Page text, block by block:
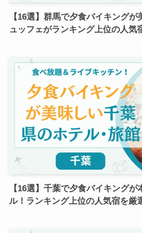
【16選】群馬で夕食バイキング
ュッフェがランキング上位の人気
【16選】千葉で夕食バイキング
ル！ランキング上位の人気宿を厳